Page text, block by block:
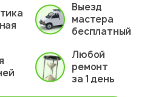
Выезд
мастера
бесплатный
Любой
ремонт
за 1 день